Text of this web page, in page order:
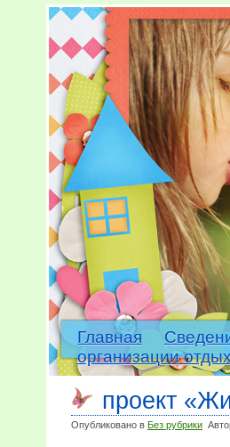
Главная
организации
проект
Опубликовано в Без рубрики